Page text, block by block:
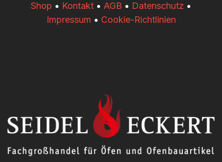
​​Shop • Kontakt • AGB • Datenschutz •
Impressum • Cookie-Richtlinien